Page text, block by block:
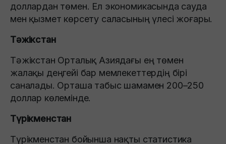
доллардан төмен. Ел экономикасында сауда
мен қызмет көрсету саласының үлесі жоғары.
Тәжікстан
Тәжікстан Орталық Азиядағы ең төмен
жалақы деңгейі бар мемлекеттердің бірі
саналады. Орташа табыс шамамен 200–250
доллар көлемінде.
Түрікменстан
Түрікменстан бойынша нақты статистика